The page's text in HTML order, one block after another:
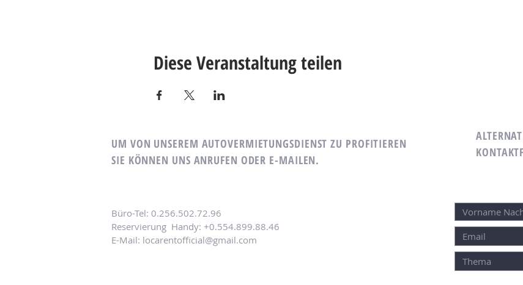
Diese Veranstaltung teilen
UM VON UNSEREM AUTOVERMIETUNGSDIENST ZU PROFITIEREN
SIE KÖNNEN UNS ANRUFEN ODER E-MAILEN.
Büro-Tel: 0.256.502.72.96
Reservierung Handy: +0.554.899.88.46
E-Mail: locarentofficial@gmail.com